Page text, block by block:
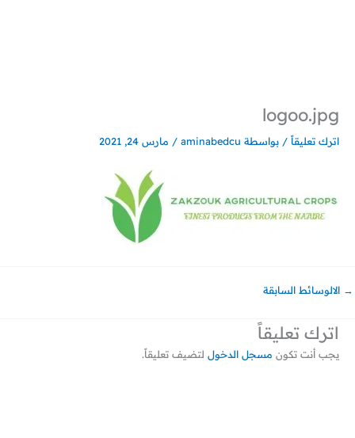
logoo.jpg
اترك تعليقاً / بواسطة aminabedcu
/ مارس 24, 2021
→ الالوسائط السابقة
اترك تعليقاً
يجب أنت تكون مسجل الدخول لتضيف تعليقاً.